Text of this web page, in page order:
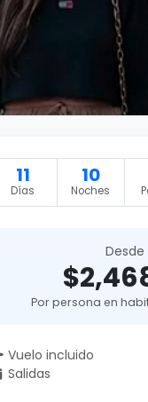
11
Días
10
Noches
Desde
Por persona en
Vuelo incluido
Salidas